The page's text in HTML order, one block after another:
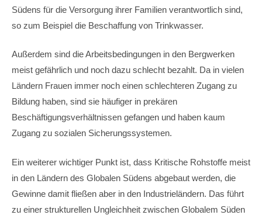
Südens für die Versorgung ihrer Familien verantwortlich sind,
so zum Beispiel die Beschaffung von Trinkwasser.
Außerdem sind die Arbeitsbedingungen in den Bergwerken
meist gefährlich und noch dazu schlecht bezahlt. Da in vielen
Ländern Frauen immer noch einen schlechteren Zugang zu
Bildung haben, sind sie häufiger in prekären
Beschäftigungsverhältnissen gefangen und haben kaum
Zugang zu sozialen Sicherungssystemen.
Ein weiterer wichtiger Punkt ist, dass Kritische Rohstoffe meist
in den Ländern des Globalen Südens abgebaut werden, die
Gewinne damit fließen aber in den Industrieländern. Das führt
zu einer strukturellen Ungleichheit zwischen Globalem Süden